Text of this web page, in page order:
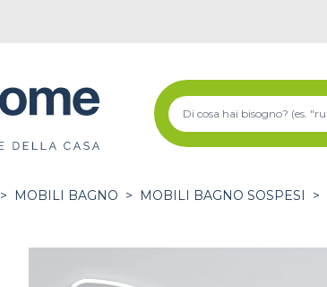
> MOBILI BAGNO > MOBILI BAGNO SOSPESI >